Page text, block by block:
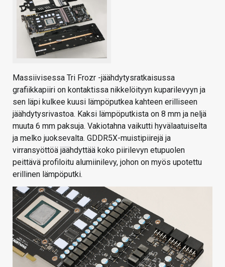
Massiivisessa Tri Frozr -jäähdytysratkaisussa
grafiikkapiiri on kontaktissa nikkelöityyn kuparilevyyn ja
sen läpi kulkee kuusi lämpöputkea kahteen erilliseen
jäähdytysrivastoa. Kaksi lämpöputkista on 8 mm ja neljä
muuta 6 mm paksuja. Vakiotahna vaikutti hyvälaatuiselta
ja melko juoksevalta. GDDR5X-muistipiirejä ja
virransyöttöä jäähdyttää koko piirilevyn etupuolen
peittävä profiloitu alumiinilevy, johon on myös upotettu
erillinen lämpöputki.